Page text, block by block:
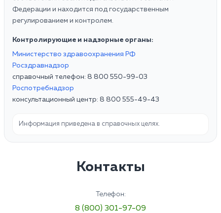
Федерации и находится под государственным
регулированием и контролем.
Контролирующие и надзорные органы:
Министерство здравоохранения РФ
Росздравнадзор
справочный телефон: 8 800 550-99-03
Роспотребнадзор
консультационный центр: 8 800 555-49-43
Информация приведена в справочных целях.
Контакты
Телефон:
8 (800) 301-97-09